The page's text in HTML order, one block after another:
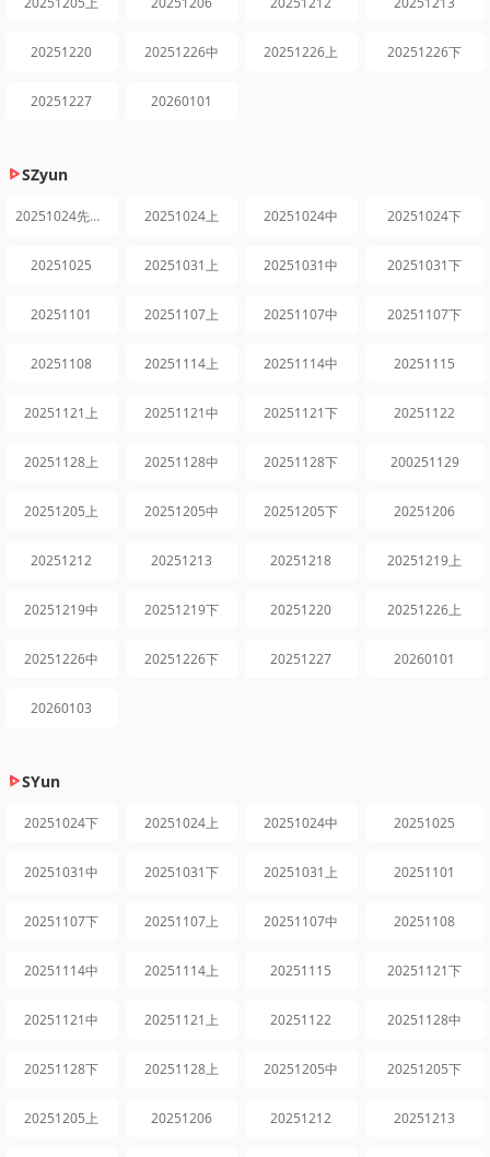
20251220 20251226中 20251226上 20251226下
20251227 20260101
SZyun
20251024先导片 20251024上 20251024中 20251024下
20251025 20251031上 20251031中 20251031下
20251101 20251107上 20251107中 20251107下
20251108 20251114上 20251114中 20251115
20251121上 20251121中 20251121下 20251122
20251128上 20251128中 20251128下 200251129
20251205上 20251205中 20251205下 20251206
20251212 20251213 20251218 20251219上
20251219中 20251219下 20251220 20251226上
20251226中 20251226下 20251227 20260101
20260103
SYun
20251024下 20251024上 20251024中 20251025
20251031中 20251031下 20251031上 20251101
20251107下 20251107上 20251107中 20251108
20251114中 20251114上 20251115 20251121下
20251121中 20251121上 20251122 20251128中
20251128下 20251128上 20251205中 20251205下
20251205上 20251206 20251212 20251213